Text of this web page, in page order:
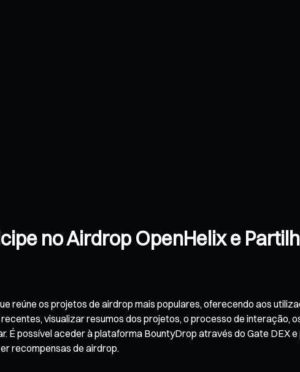
no Airdrop OpenHelix e
reúne os projetos de airdrop mais populares, oferecendo aos
visualizar resumos dos projetos, o processo de interação,
É possível aceder à plataforma BountyDrop através do Gate DEX
recompensas de airdrop.